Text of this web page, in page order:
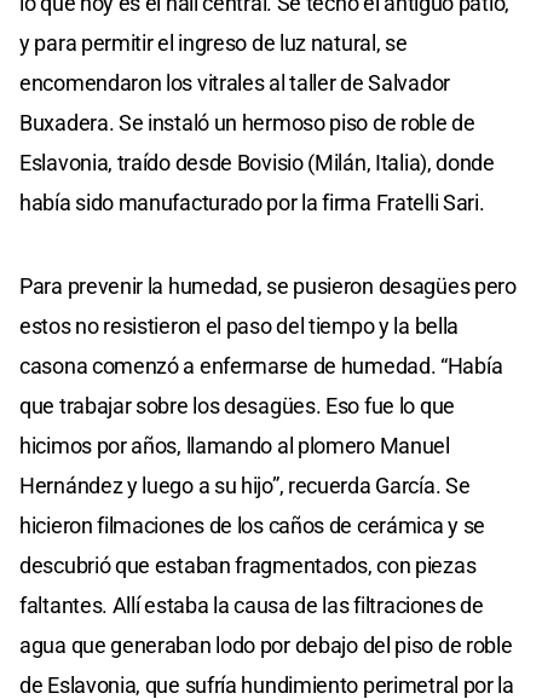
y para permitir el ingreso de luz natural, se
encomendaron los vitrales al taller de Salvador
Buxadera. Se instaló un hermoso piso de roble de
Eslavonia, traído desde Bovisio (Milán, Italia), donde
había sido manufacturado por la firma Fratelli Sari.
Para prevenir la humedad, se pusieron desagües pero
estos no resistieron el paso del tiempo y la bella
casona comenzó a enfermarse de humedad. “Había
que trabajar sobre los desagües. Eso fue lo que
hicimos por años, llamando al plomero Manuel
Hernández y luego a su hijo”, recuerda García. Se
hicieron filmaciones de los caños de cerámica y se
descubrió que estaban fragmentados, con piezas
faltantes. Allí estaba la causa de las filtraciones de
agua que generaban lodo por debajo del piso de roble
de Eslavonia, que sufría hundimiento perimetral por la